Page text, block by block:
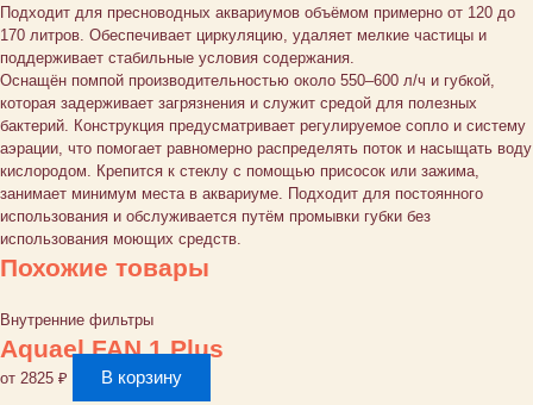
Подходит для пресноводных аквариумов объёмом примерно от 120 до
170 литров. Обеспечивает циркуляцию, удаляет мелкие частицы и
поддерживает стабильные условия содержания.
Оснащён помпой производительностью около 550–600 л/ч и губкой,
которая задерживает загрязнения и служит средой для полезных
бактерий. Конструкция предусматривает регулируемое сопло и систему
аэрации, что помогает равномерно распределять поток и насыщать воду
кислородом. Крепится к стеклу с помощью присосок или зажима,
занимает минимум места в аквариуме. Подходит для постоянного
использования и обслуживается путём промывки губки без
использования моющих средств.
Похожие товары
Внутренние фильтры
Aquael FAN 1 Plus
от 2825 ₽ В корзину